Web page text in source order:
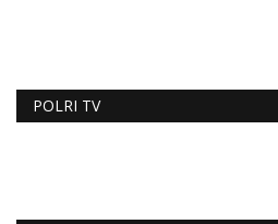
POLRI TV